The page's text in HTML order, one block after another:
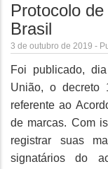
Protocolo
Brasil
3 de outubro de 2019 -
Foi publicado,
União, o decreto
referente ao
de marcas. Com
registrar suas
signatários do